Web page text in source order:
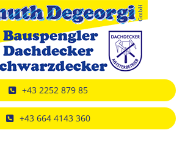
+43 2252 879 85
+43 664 4143 360